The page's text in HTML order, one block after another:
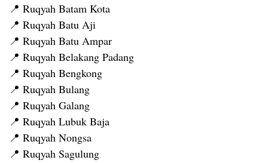
📍 Ruqyah Batam Kota
📍 Ruqyah Batu Aji
📍 Ruqyah Batu Ampar
📍 Ruqyah Belakang Padang
📍 Ruqyah Bengkong
📍 Ruqyah Bulang
📍 Ruqyah Galang
📍 Ruqyah Lubuk Baja
📍 Ruqyah Nongsa
📍 Ruqyah Sagulung